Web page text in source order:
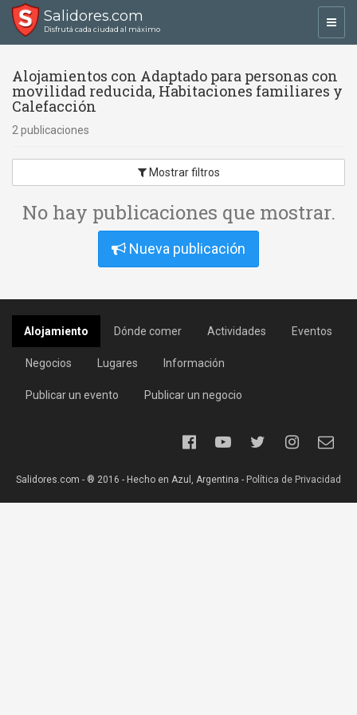
Salidores.com
Disfrutá cada ciudad al máximo
Alojamientos con Adaptado para personas con
movilidad reducida, Habitaciones familiares y
Calefacción
2 publicaciones
Mostrar filtros
No hay publicaciones que mostrar.
Nueva publicación
Alojamiento Dónde comer Actividades Eventos
Negocios Lugares Información
Publicar un evento Publicar un negocio
Salidores.com - ® 2016 - Hecho en Azul, Argentina - Política de Privacidad